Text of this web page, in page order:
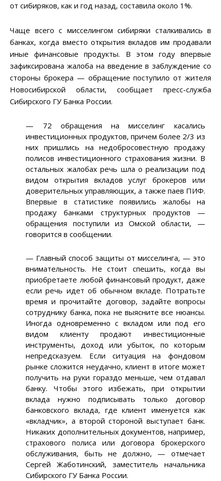
от сибиряков, как и год назад, составила около 1%.
Чаще всего с мисселингом сибиряки сталкивались в
банках, когда вместо открытия вкладов им продавали
иные финансовые продукты. В этом году впервые
зафиксирована жалоба на введение в заблуждение со
стороны брокера — обращение поступило от жителя
Новосибирской области, сообщает пресс-служба
Сибирского ГУ Банка России.
— 72 обращения на мисселинг касались
инвестиционных продуктов, причем более 2/3 из
них пришлись на недобросовестную продажу
полисов инвестиционного страхования жизни. В
остальных жалобах речь шла о реализации под
видом открытия вкладов услуг брокеров или
доверительных управляющих, а также паев ПИФ.
Впервые в статистике появились жалобы на
продажу банками структурных продуктов —
обращения поступили из Омской области, —
говорится в сообщении.
— Главный способ защиты от мисселинга, — это
внимательность. Не стоит спешить, когда вы
приобретаете любой финансовый продукт, даже
если речь идет об обычном вкладе. Потратьте
время и прочитайте договор, задайте вопросы
сотруднику банка, пока не выясните все нюансы.
Иногда одновременно с вкладом или под его
видом клиенту продают инвестиционные
инструменты, доход или убыток, по которым
непредсказуем. Если ситуация на фондовом
рынке сложится неудачно, клиент в итоге может
получить на руки гораздо меньше, чем отдавал
банку. Чтобы этого избежать, при открытии
вклада нужно подписывать только договор
банковского вклада, где клиент именуется как
«вкладчик», а второй стороной выступает банк.
Никаких дополнительных документов, например,
страхового полиса или договора брокерского
обслуживания, быть не должно, — отмечает
Сергей Жаботинский, заместитель начальника
Сибирского ГУ Банка России.